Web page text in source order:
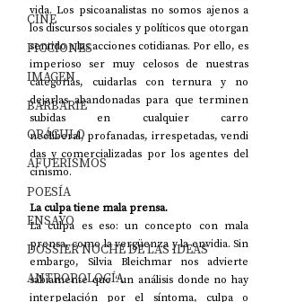
CINE
FICCIONES
IMAGEN
BARBARIE
ORÁCULO
AFUERISMOS
POESÍA
ENSAYO
DOSSIER NOCHE DE LAS IDEAS
ANTROPOLOGÍA
vida. Los psicoanalistas no somos ajenos a
los discursos sociales y políticos que otorgan
sentido a las acciones cotidianas. Por ello, es
imperioso ser muy celosos de nuestras
categorías, cuidarlas con ternura y no
dejarlas abandonadas para que terminen
subidas en cualquier carro
neoliberal, profanadas, irrespetadas, vendi
das y comercializadas por los agentes del
cinismo.
La culpa tiene mala prensa.
La culpa es eso: un concepto con mala
prensa, como la vergüenza y la envidia. Sin
embargo, Silvia Bleichmar nos advierte
sabiamente que “un análisis donde no hay
interpelación por el síntoma, culpa o